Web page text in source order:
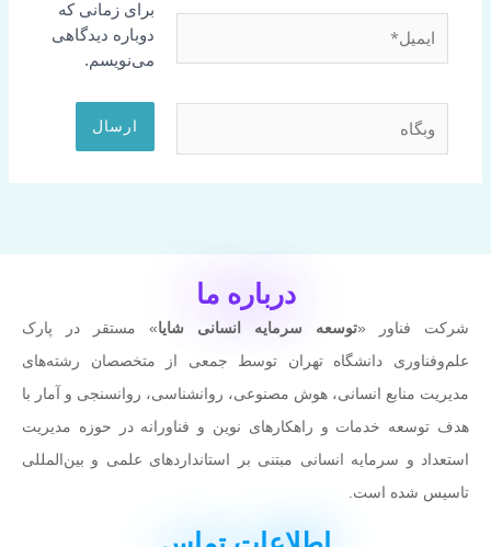
برای زمانی که
دوباره دیدگاهی
می‌نویسم.
درباره ما
شرکت فناور «توسعه سرمایه انسانی شایا» مستقر در پارک
علم‌وفناوری دانشگاه تهران توسط جمعی از متخصصان رشته‌های
مدیریت منابع انسانی، هوش مصنوعی، روانشناسی، روانسنجی و آمار با
هدف توسعه خدمات و راهکارهای نوین و فناورانه در حوزه مدیریت
استعداد و سرمایه انسانی مبتنی بر استانداردهای علمی و بین‌المللی
تاسیس شده است.